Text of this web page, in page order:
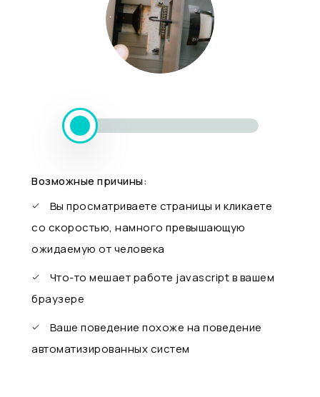
Возможные причины:
Вы просматриваете страницы и кликаете
со скоростью, намного превышающую
ожидаемую от человека
Что-то мешает работе javascript в вашем
браузере
Ваше поведение похоже на поведение
автоматизированных систем